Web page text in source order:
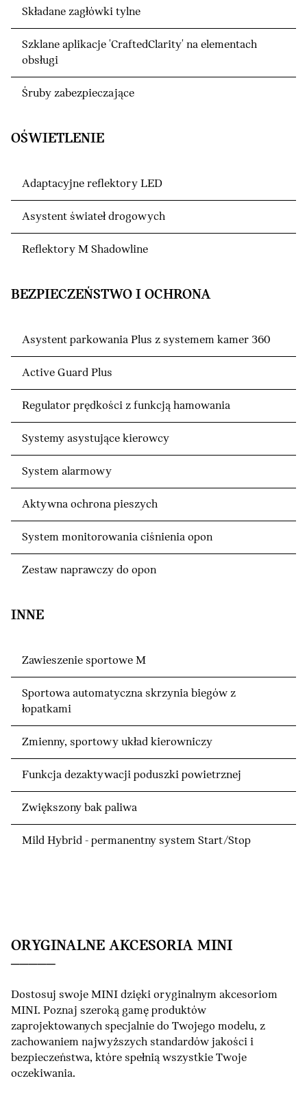
Składane zagłówki tylne
Szklane aplikacje 'CraftedClarity' na elementach
obsługi
Śruby zabezpieczające
OŚWIETLENIE
Adaptacyjne reflektory LED
Asystent świateł drogowych
Reflektory M Shadowline
BEZPIECZEŃSTWO I OCHRONA
Asystent parkowania Plus z systemem kamer 360
Active Guard Plus
Regulator prędkości z funkcją hamowania
Systemy asystujące kierowcy
System alarmowy
Aktywna ochrona pieszych
System monitorowania ciśnienia opon
Zestaw naprawczy do opon
INNE
Zawieszenie sportowe M
Sportowa automatyczna skrzynia biegów z
łopatkami
Zmienny, sportowy układ kierowniczy
Funkcja dezaktywacji poduszki powietrznej
Zwiększony bak paliwa
Mild Hybrid - permanentny system Start/Stop
ORYGINALNE AKCESORIA MINI
Dostosuj swoje MINI dzięki oryginalnym akcesoriom
MINI. Poznaj szeroką gamę produktów
zaprojektowanych specjalnie do Twojego modelu, z
zachowaniem najwyższych standardów jakości i
bezpieczeństwa, które spełnią wszystkie Twoje
oczekiwania.